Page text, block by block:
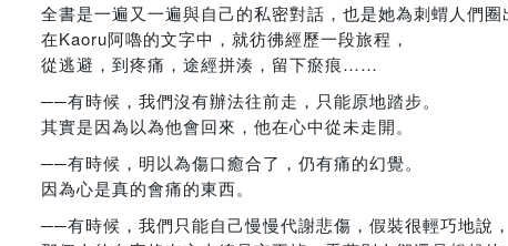
全書是一遍又一遍與自己的私密對話，也是她為刺蝟人們圈
在Kaoru阿嚕的文字中，就彷彿經歷一段旅程，
從逃避，到疼痛，途經拼湊，留下瘀痕……
──有時候，我們沒有辦法往前走，只能原地踏步。
其實是因為以為他會回來，他在心中從未走開。
──有時候，明以為傷口癒合了，仍有痛的幻覺。
因為心是真的會痛的東西。
──有時候，我們只能自己慢慢代謝悲傷，假裝很輕巧地說，